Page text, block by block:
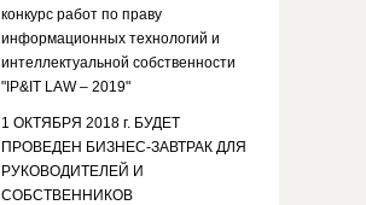
конкурс работ по праву
информационных технологий и
интеллектуальной собственности
"IP&IT LAW – 2019"
1 ОКТЯБРЯ 2018 г. БУДЕТ
ПРОВЕДЕН БИЗНЕС-ЗАВТРАК ДЛЯ
РУКОВОДИТЕЛЕЙ И
СОБСТВЕННИКОВ